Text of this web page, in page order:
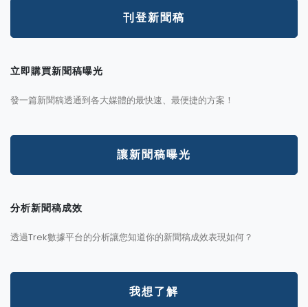
刊登新聞稿
立即購買新聞稿曝光
發一篇新聞稿透通到各大媒體的最快速、最便捷的方案！
讓新聞稿曝光
分析新聞稿成效
透過Trek數據平台的分析讓您知道你的新聞稿成效表現如何？
我想了解